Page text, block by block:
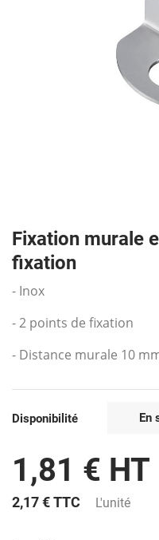
Fixation murale
fixation
- Inox
- 2 points de fixation
- Distance murale 10
Disponibilité En
1,81 € HT
2,17 €TTC L'unité